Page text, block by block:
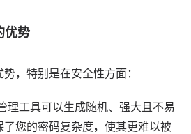
优势
，特别是在安全性方面：
理工具可以生成随机、强大且不易
您的密码复杂度，使其更难以被